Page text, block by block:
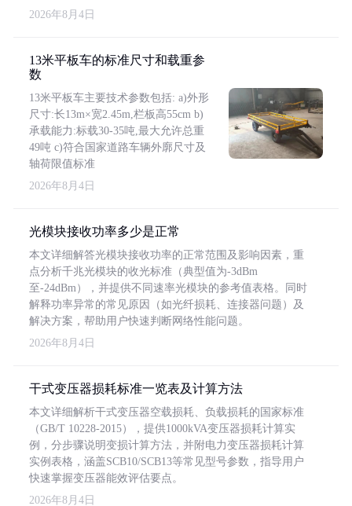
2026年8月4日
13米平板车的标准尺寸和载重参
数
13米平板车主要技术参数包括: a)外形
尺寸:长13m×宽2.45m,栏板高55cm b)
承载能力:标载30-35吨,最大允许总重
49吨 c)符合国家道路车辆外廓尺寸及
轴荷限值标准
2026年8月4日
光模块接收功率多少是正常
本文详细解答光模块接收功率的正常范围及影响因素，重
点分析千兆光模块的收光标准（典型值为-3dBm
至-24dBm），并提供不同速率光模块的参考值表格。同时
解释功率异常的常见原因（如光纤损耗、连接器问题）及
解决方案，帮助用户快速判断网络性能问题。
2026年8月4日
干式变压器损耗标准一览表及计算方法
本文详细解析干式变压器空载损耗、负载损耗的国家标准
（GB/T 10228-2015），提供1000kVA变压器损耗计算实
例，分步骤说明变损计算方法，并附电力变压器损耗计算
实例表格，涵盖SCB10/SCB13等常见型号参数，指导用户
快速掌握变压器能效评估要点。
2026年8月4日